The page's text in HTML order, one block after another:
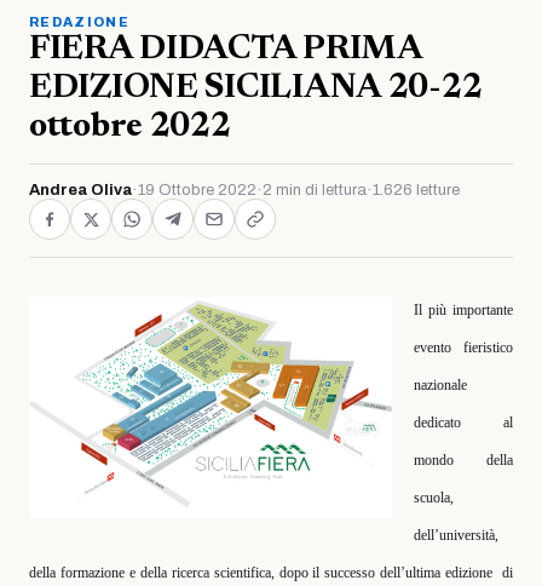
REDAZIONE
FIERA DIDACTA PRIMA
EDIZIONE SICILIANA 20-22
ottobre 2022
Andrea Oliva·19 Ottobre 2022 · 2 min di lettura·1.626 letture
Il più importante
evento fieristico
nazionale
dedicato al
mondo della
scuola,
dell’università,
della formazione e della ricerca scientifica, dopo il successo dell’ultima edizione di